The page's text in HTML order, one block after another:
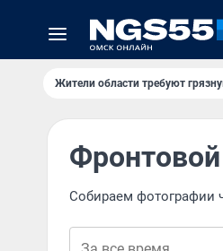
Жители области требуют
Собираем фотографии